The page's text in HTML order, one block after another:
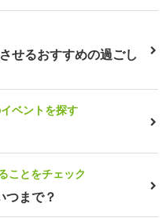
せるおすすめの過ごし
ベントを探す
ことをチェック
つまで？